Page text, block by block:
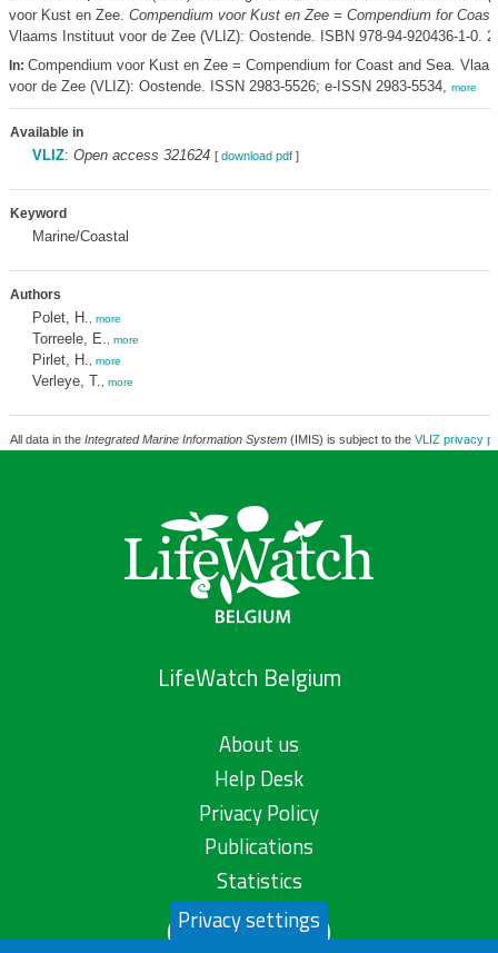
voor Kust en Zee. Compendium voor Kust en Zee = Compendium for Coast
Vlaams Instituut voor de Zee (VLIZ): Oostende. ISBN 978-94-920436-1-0.
In: Compendium voor Kust en Zee = Compendium for Coast and Sea.
voor de Zee (VLIZ): Oostende. ISSN 2983-5526; e-ISSN 2983-5534, more
Available in
VLIZ: Open access 321624 [ download pdf]
Keyword
Marine/Coastal
Authors
Polet, H. more
Torreele, E. more
Pirlet, H. more
Verleye, T. more
All data in the Integrated Marine Information System(IMIS) is subject to the VLIZ privacy
LifeWatch Belgium
About us
Help Desk
Privacy Policy
Publications
Statistics
Contact us
Privacy settings